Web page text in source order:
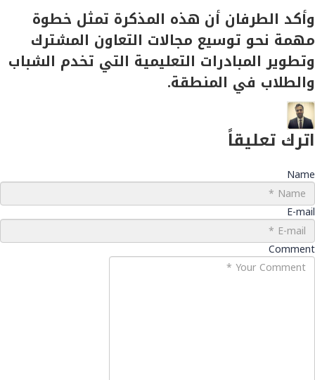
وأكد الطرفان أن هذه المذكرة تمثل خطوة
مهمة نحو توسيع مجالات التعاون المشترك
وتطوير المبادرات التعليمية التي تخدم الشباب
والطلاب في المنطقة.
اترك تعليقاً
Name
E-mail
Comment